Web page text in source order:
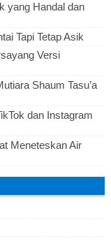
yang Handal dan
Tapi Tetap Asik
Versi
Shaum Tasu’a
dan Instagram
Meneteskan Air